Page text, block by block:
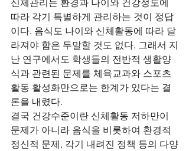
따라 각기 특별하게 관리하는 것이 정답
이다. 음식도 나이와 신체활동에 따라 달
라져야 함은 두말할 것도 없다. 그래서 지
난 연구에서도 학생들의 전반적 생활양
식과 관련된 문제를 체육교과와 스포츠
활동 활성화만으로는 한계가 있다는 결
론을 내렸다.
결국 건강수준이란 신체활동 저하만이
문제가 아니라 음식을 비롯하여 환경적
정신적 문제, 각기 내려진 정책 등의 다양